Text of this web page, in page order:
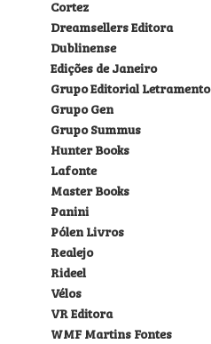
Cortez
Dreamsellers Editora
Dublinense
Edições de Janeiro
Grupo Editorial Letramento
Grupo Gen
Grupo Summus
Hunter Books
Lafonte
Master Books
Panini
Pólen Livros
Realejo
Rideel
Vélos
VR Editora
WMF Martins Fontes